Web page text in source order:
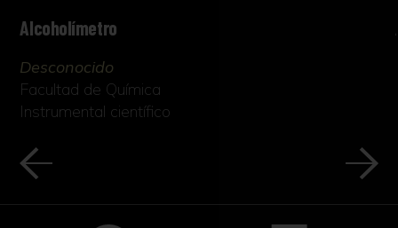
Alcoholímetro
Desconocido
Facultad de Química
Instrumental científico